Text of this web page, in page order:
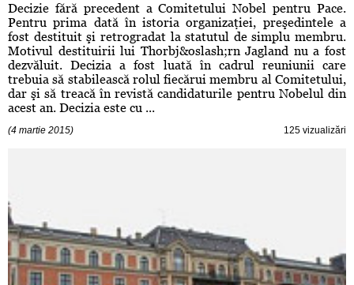
Decizie fără precedent a Comitetului Nobel pentru Pace.
Pentru prima dată în istoria organizaţiei, preşedintele a
fost destituit şi retrogradat la statutul de simplu membru.
Motivul destituirii lui Thorbj&oslash;rn Jagland nu a fost
dezvăluit. Decizia a fost luată în cadrul reuniunii care
trebuia să stabilească rolul fiecărui membru al Comitetului,
dar şi să treacă în revistă candidaturile pentru Nobelul din
acest an. Decizia este cu ...
(4 martie 2015) 125 vizualizări